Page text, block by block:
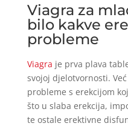
Viagra za
bilo kakve
probleme
Viagra je prva plava
svojoj djelotvornosti.
probleme s erekcijom
što u slaba erekcija,
te ostale erektivne